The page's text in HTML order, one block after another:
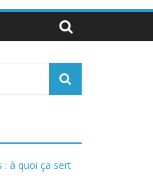
: à quoi ça sert